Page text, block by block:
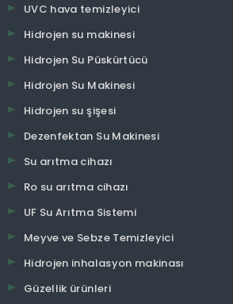
UVC hava temizleyici
Hidrojen su makinesi
Hidrojen Su Püskürtücü
Hidrojen Su Makinesi
Hidrojen su şişesi
Dezenfektan Su Makinesi
Su arıtma cihazı
Ro su arıtma cihazı
UF Su Arıtma Sistemi
Meyve ve Sebze Temizleyici
Hidrojen inhalasyon makinası
Güzellik ürünleri